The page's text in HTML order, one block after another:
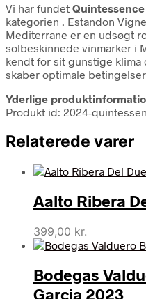
Vi har fundet Quintessence
kategorien . Estandon
Mediterrane er en udsøgt
solbeskinnede vinmarker i
kendt for sit gunstige
skaber optimale
Yderlige
Produkt id: 2024-
Relaterede varer
Aalto Ribera
399,00 kr.
Bodegas
Garcia 2023